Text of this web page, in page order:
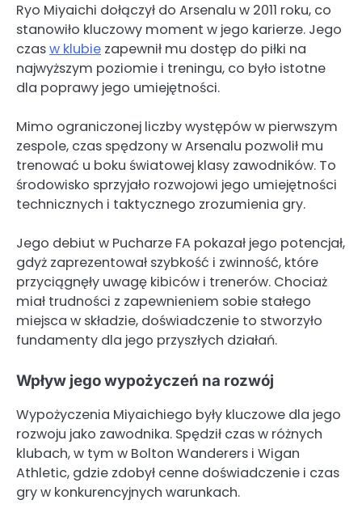
Ryo Miyaichi dołączył do Arsenalu w 2011 roku, co
stanowiło kluczowy moment w jego karierze. Jego
czasw klubie zapewnił mu dostęp do piłki na
najwyższym poziomie i treningu, co było istotne
dla poprawy jego umiejętności.
Mimo ograniczonej liczby występów w pierwszym
zespole, czas spędzony w Arsenalu pozwolił mu
trenować u boku światowej klasy zawodników. To
środowisko sprzyjało rozwojowi jego umiejętności
technicznych i taktycznego zrozumienia gry.
Jego debiut w Pucharze FA pokazał jego potencjał,
gdyż zaprezentował szybkość i zwinność, które
przyciągnęły uwagę kibiców i trenerów. Chociaż
miał trudności z zapewnieniem sobie stałego
miejsca w składzie, doświadczenie to stworzyło
fundamenty dla jego przyszłych działań.
Wpływ jego wypożyczeń na rozwój
Wypożyczenia Miyaichiego były kluczowe dla jego
rozwoju jako zawodnika. Spędził czas w różnych
klubach, w tym w Bolton Wanderers i Wigan
Athletic, gdzie zdobył cenne doświadczenie i czas
gry w konkurencyjnych warunkach.